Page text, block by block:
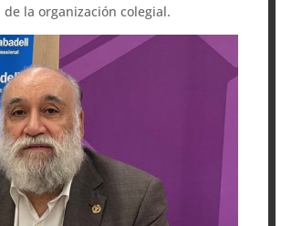
la organización colegial.